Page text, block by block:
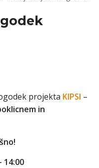
projekta KIPSI –
in
14:00